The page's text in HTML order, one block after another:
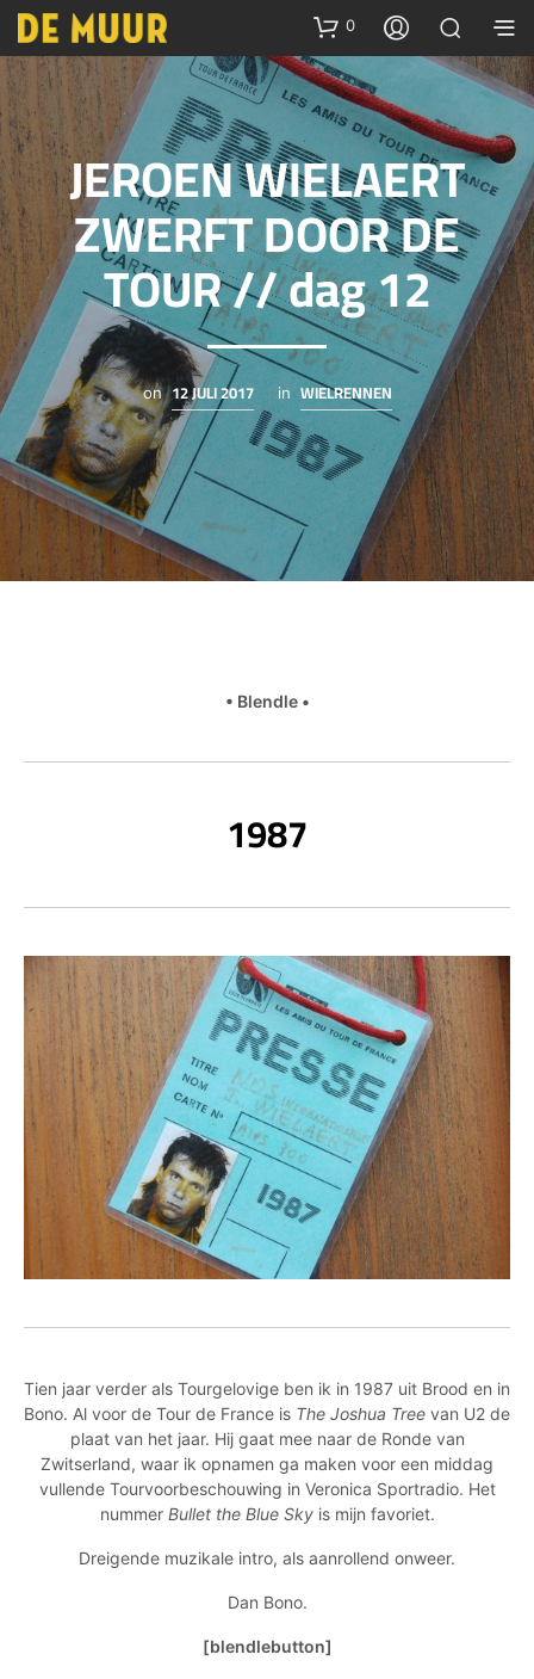
0
JEROEN WIELAERT
ZWERFT DOOR DE
TOUR // dag 12
on 12 JULI 2017 in WIELRENNEN
• Blendle •
1987
Tien jaar verder als Tourgelovige ben ik in 1987 uit Brood en in
Bono. Al voor de Tour de France is The Joshua Tree van U2 de
plaat van het jaar. Hij gaat mee naar de Ronde van
Zwitserland, waar ik opnamen ga maken voor een middag
vullende Tourvoorbeschouwing in Veronica Sportradio. Het
nummer Bullet the Blue Skyis mijn favoriet.
Dreigende muzikale intro, als aanrollend onweer.
Dan Bono.
[blendlebutton]